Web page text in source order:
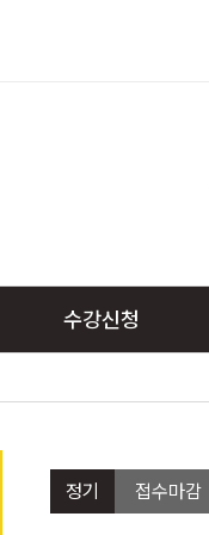
수강신청
정기 접수마감